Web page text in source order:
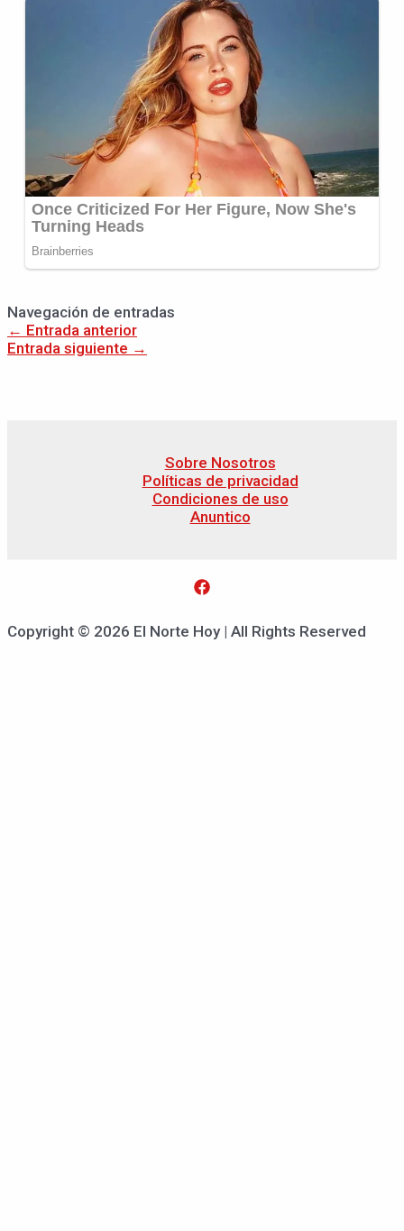
Navegación de entradas
← Entrada anterior
Entrada siguiente →
Sobre Nosotros
Políticas de privacidad
Condiciones de uso
Anuntico
Copyright © 2026 El Norte Hoy | All Rights Reserved